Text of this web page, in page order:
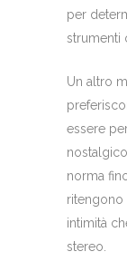
per
strumenti
Un altro
essere
norma
ritengono
intimità
stereo.